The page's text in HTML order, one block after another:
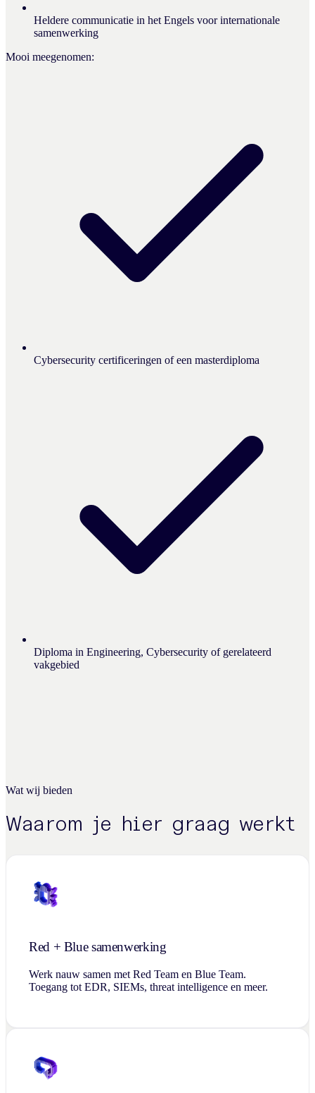
Heldere communicatie in het Engels voor internationale
samenwerking
Mooi meegenomen:
Cybersecurity certificeringen of een masterdiploma
Diploma in Engineering, Cybersecurity of gerelateerd
vakgebied
Wat wij bieden
Waarom je hier graag werkt
Red + Blue samenwerking
Werk nauw samen met Red Team en Blue Team.
Toegang tot EDR, SIEMs, threat intelligence en meer.